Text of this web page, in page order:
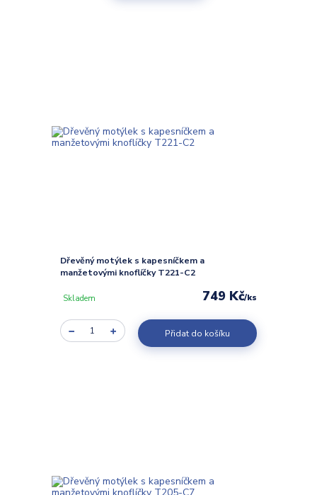
Dřevěný motýlek s kapesníčkem a
manžetovými knoflíčky T221-C2
749 Kč/ks
Skladem
Přidat do košíku